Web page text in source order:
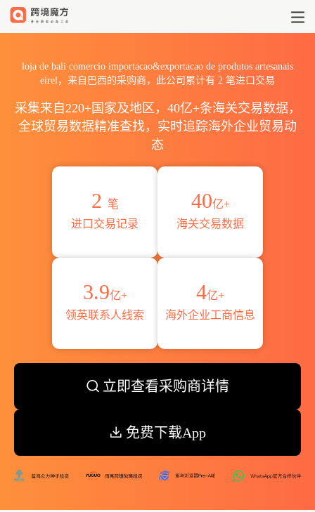
loja de bali comercio importacao&exportacao de produtos artesanais
eirel，来自巴西的采购商，此公司累计有 2 笔进口交易
采集来自220+国家及地区，40亿+条海关交易数据，
全球贸易数据精准查找，实时追踪海外企业贸易动
态
2 笔
进口交易记录
40亿+
海关交易数据
3.9亿+
领英联系人线索
4亿+
海外企业工商信息
立即查看采购商详情
免费下载App